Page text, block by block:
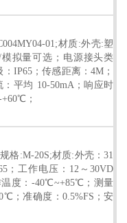
01;材质:外壳:塑
拟量可选；电源接头类
IP65；传感距离：4M；
平均 10-50mA；响应时
；
格:M-20S;材质:外壳：31
；工作电压：12～30VD
温度：-40℃~+85℃；测量
；准确度：0.5%FS；安